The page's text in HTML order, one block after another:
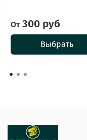
От300 руб
Выбрать